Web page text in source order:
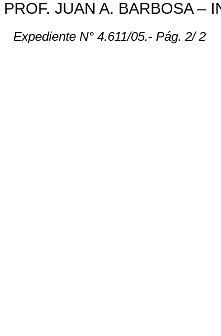
PROF. JUAN A. BARBOSA –
Expediente N° 4.611/05.- Pág. 2/ 2